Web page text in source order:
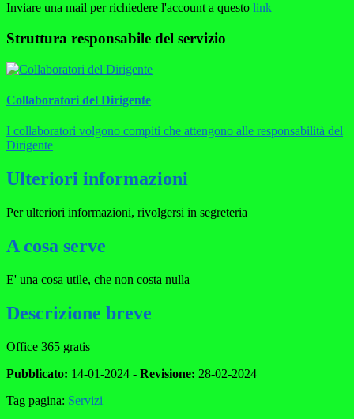
Inviare una mail per richiedere l'account a questo link
Struttura responsabile del servizio
Collaboratori del Dirigente
I collaboratori volgono compiti che attengono alle responsabilità del
Dirigente
Ulteriori informazioni
Per ulteriori informazioni, rivolgersi in segreteria
A cosa serve
E' una cosa utile, che non costa nulla
Descrizione breve
Office 365 gratis
Pubblicato: 14-01-2024 - Revisione: 28-02-2024
Tag pagina: Servizi